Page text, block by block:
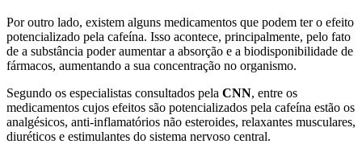
Por outro lado, existem alguns medicamentos que podem ter o efeito
potencializado pela cafeína. Isso acontece, principalmente, pelo fato
de a substância poder aumentar a absorção e a biodisponibilidade de
fármacos, aumentando a sua concentração no organismo.
Segundo os especialistas consultados pela CNN, entre os
medicamentos cujos efeitos são potencializados pela cafeína estão os
analgésicos, anti-inflamatórios não esteroides, relaxantes musculares,
diuréticos e estimulantes do sistema nervoso central.